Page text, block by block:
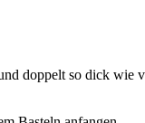
doppelt so dick wie